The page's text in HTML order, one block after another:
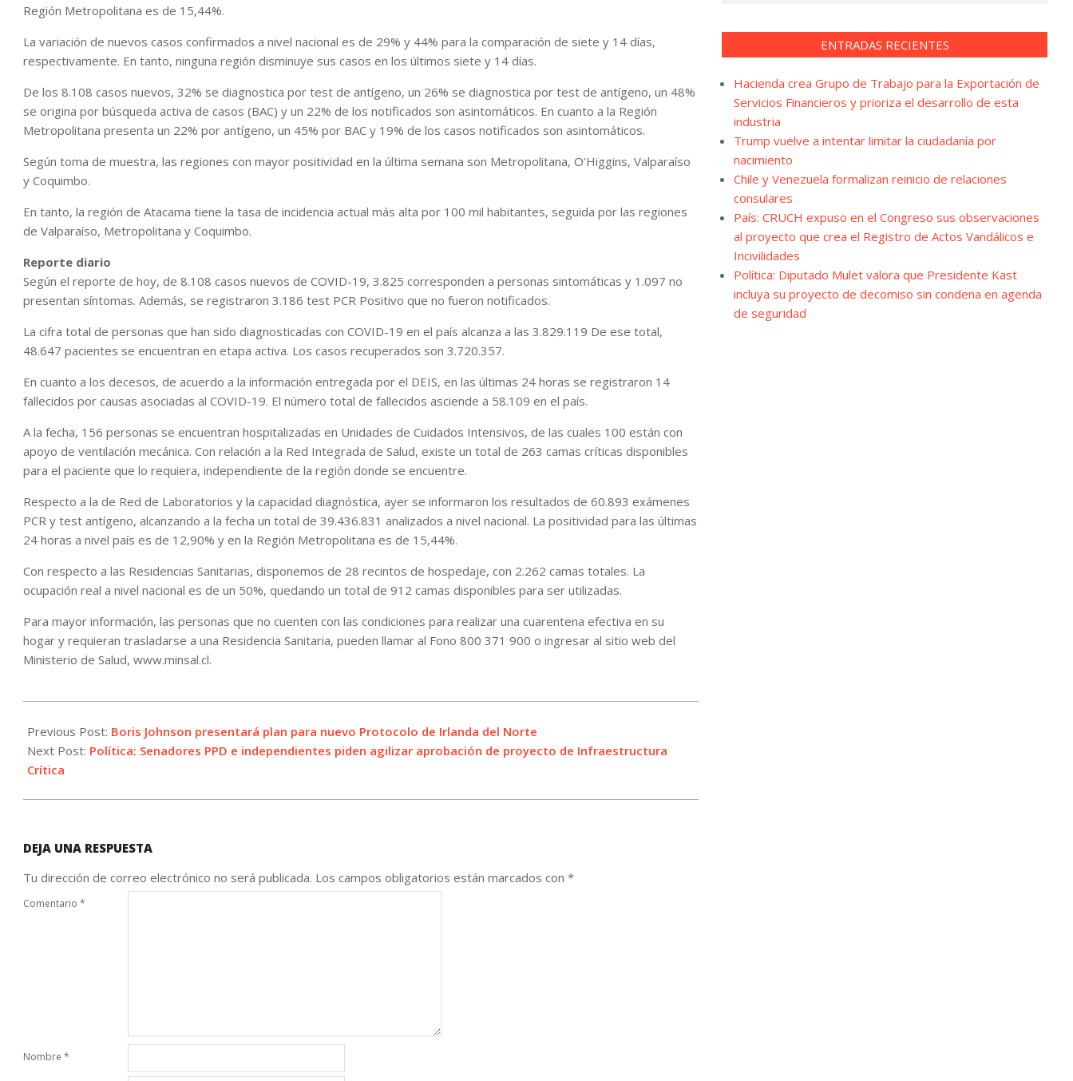
Región Metropolitana es de 15,44%.
La variación de nuevos casos confirmados a nivel nacional es de 29% y 44% para la comparación de siete y 14 días,
respectivamente. En tanto, ninguna región disminuye sus casos en los últimos siete y 14 días.
De los 8.108 casos nuevos, 32% se diagnostica por test de antígeno, un 26% se diagnostica por test de antígeno, un 48%
se origina por búsqueda activa de casos (BAC) y un 22% de los notificados son asintomáticos. En cuanto a la Región
Metropolitana presenta un 22% por antígeno, un 45% por BAC y 19% de los casos notificados son asintomáticos.
Según toma de muestra, las regiones con mayor positividad en la última semana son Metropolitana, O’Higgins, Valparaíso
y Coquimbo.
En tanto, la región de Atacama tiene la tasa de incidencia actual más alta por 100 mil habitantes, seguida por las regiones
de Valparaíso, Metropolitana y Coquimbo.
Reporte diario
Según el reporte de hoy, de 8.108 casos nuevos de COVID-19, 3.825 corresponden a personas sintomáticas y 1.097 no
presentan síntomas. Además, se registraron 3.186 test PCR Positivo que no fueron notificados.
La cifra total de personas que han sido diagnosticadas con COVID-19 en el país alcanza a las 3.829.119 De ese total,
48.647 pacientes se encuentran en etapa activa. Los casos recuperados son 3.720.357.
En cuanto a los decesos, de acuerdo a la información entregada por el DEIS, en las últimas 24 horas se registraron 14
fallecidos por causas asociadas al COVID-19. El número total de fallecidos asciende a 58.109 en el país.
A la fecha, 156 personas se encuentran hospitalizadas en Unidades de Cuidados Intensivos, de las cuales 100 están con
apoyo de ventilación mecánica. Con relación a la Red Integrada de Salud, existe un total de 263 camas críticas disponibles
para el paciente que lo requiera, independiente de la región donde se encuentre.
Respecto a la de Red de Laboratorios y la capacidad diagnóstica, ayer se informaron los resultados de 60.893 exámenes
PCR y test antígeno, alcanzando a la fecha un total de 39.436.831 analizados a nivel nacional. La positividad para las últimas
24 horas a nivel país es de 12,90% y en la Región Metropolitana es de 15,44%.
Con respecto a las Residencias Sanitarias, disponemos de 28 recintos de hospedaje, con 2.262 camas totales. La
ocupación real a nivel nacional es de un 50%, quedando un total de 912 camas disponibles para ser utilizadas.
Para mayor información, las personas que no cuenten con las condiciones para realizar una cuarentena efectiva en su
hogar y requieran trasladarse a una Residencia Sanitaria, pueden llamar al Fono 800 371 900 o ingresar al sitio web del
Ministerio de Salud, www.minsal.cl.
06-
13
Previous Post: Boris Johnson presentará plan para nuevo Protocolo de Irlanda del Norte
Next Post: Política: Senadores PPD e independientes piden agilizar aprobación de proyecto de Infraestructura
Crítica
DEJA UNA RESPUESTA
Tu dirección de correo electrónico no será publicada. Los campos obligatorios están marcados con *
Comentario *
Nombre *
ENTRADAS RECIENTES
Hacienda crea Grupo de Trabajo para la Exportación de
Servicios Financieros y prioriza el desarrollo de esta
industria
Trump vuelve a intentar limitar la ciudadanía por
nacimiento
Chile y Venezuela formalizan reinicio de relaciones
consulares
País: CRUCH expuso en el Congreso sus observaciones
al proyecto que crea el Registro de Actos Vandálicos e
Incivilidades
Política: Diputado Mulet valora que Presidente Kast
incluya su proyecto de decomiso sin condena en agenda
de seguridad